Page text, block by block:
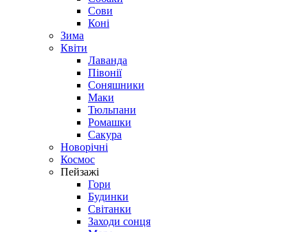
Сови
Коні
Зима
Квіти
Лаванда
Півонії
Соняшники
Маки
Тюльпани
Ромашки
Сакура
Новорічні
Космос
Пейзажі
Гори
Будинки
Світанки
Заходи сонця